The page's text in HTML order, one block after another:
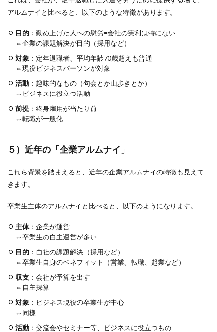
アルムナイと比べると、以下のような特徴があります。
目的 ：勤め上げた人への慰労=会社の実利は特にない
⇔企業の課題解決が目的（採用など）
対象 ：定年退職者、平均年齢70歳超えも普通
⇔現役ビジネスパーソンが対象
活動 ：趣味的なもの（句会とか山歩きとか）
⇔ビジネスに役立つ活動
前提 ：終身雇用が当たり前
⇔転職が一般化
５）近年の「企業アルムナイ」
これら背景を踏まえると、近年の企業アルムナイの特徴も見えて
きます。
卒業生主体のアルムナイと比べると、以下のようになります。
主体：企業が運営
⇔卒業生の自主運営が多い
目的 ：自社の課題解決（採用など）
⇔卒業生自身のベネフィット（営業、転職、起業など）
収支 ：会社が予算を出す
⇔自主採算
対象 ：ビジネス現役の卒業生が中心
⇔同様
活動 ：交流会やセミナー等、ビジネスに役立つもの